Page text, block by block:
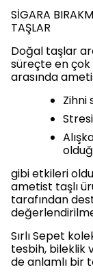
SİGARA
TAŞLAR
Doğal taşlar
süreçte en
arasında
Zihni
gibi etkileri
ametist taşlı
tarafından
Sırlı Sepet
tesbih, bileklik
de anlamlı bir